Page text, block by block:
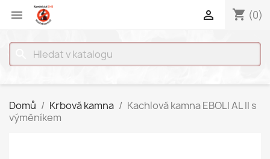
 shopping_cart (0)

Domů Krbová kamna
Kachlová kamna EBOLI AL II s
výměníkem